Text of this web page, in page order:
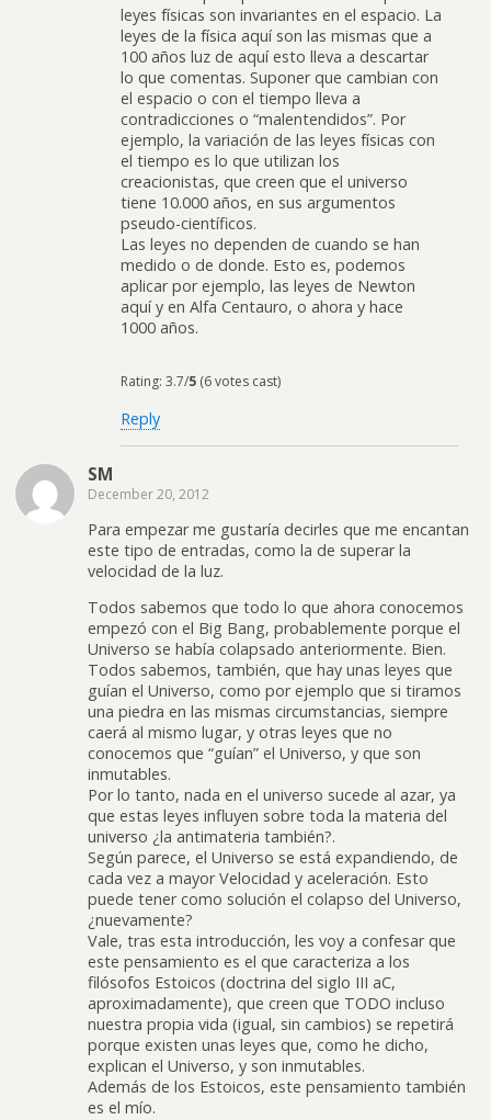
leyes físicas son invariantes en el espacio. La
leyes de la física aquí son las mismas que a
100 años luz de aquí esto lleva a descartar
lo que comentas. Suponer que cambian con
el espacio o con el tiempo lleva a
contradicciones o “malentendidos”. Por
ejemplo, la variación de las leyes físicas con
el tiempo es lo que utilizan los
creacionistas, que creen que el universo
tiene 10.000 años, en sus argumentos
pseudo-científicos.
Las leyes no dependen de cuando se han
medido o de donde. Esto es, podemos
aplicar por ejemplo, las leyes de Newton
aquí y en Alfa Centauro, o ahora y hace
1000 años.
Rating: 3.7/5 (6 votes cast)
Reply
SM
December 20, 2012
Para empezar me gustaría decirles que me encantan
este tipo de entradas, como la de superar la
velocidad de la luz.
Todos sabemos que todo lo que ahora conocemos
empezó con el Big Bang, probablemente porque el
Universo se había colapsado anteriormente. Bien.
Todos sabemos, también, que hay unas leyes que
guían el Universo, como por ejemplo que si tiramos
una piedra en las mismas circumstancias, siempre
caerá al mismo lugar, y otras leyes que no
conocemos que “guían” el Universo, y que son
inmutables.
Por lo tanto, nada en el universo sucede al azar, ya
que estas leyes influyen sobre toda la materia del
universo ¿la antimateria también?.
Según parece, el Universo se está expandiendo, de
cada vez a mayor Velocidad y aceleración. Esto
puede tener como solución el colapso del Universo,
¿nuevamente?
Vale, tras esta introducción, les voy a confesar que
este pensamiento es el que caracteriza a los
filósofos Estoicos (doctrina del siglo III aC,
aproximadamente), que creen que TODO incluso
nuestra propia vida (igual, sin cambios) se repetirá
porque existen unas leyes que, como he dicho,
explican el Universo, y son inmutables.
Además de los Estoicos, este pensamiento también
es el mío.